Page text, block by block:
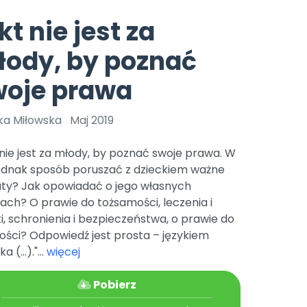
Archiwalne numery
Pomoc
Nowości
Zapowiedzi
Promocje
czerwca 2024 r. uzyskała
Online.
Bliżej Pieska
Pomoc zwierzętom
Książka (dla) Przedszkolaka
Promowanie czytelnictwa
TikTok
Zobacz nas na TikToku
YouTube
Filmy edukacyjne
nie jest za
by poznać
prawa
Miłowska Maj 2019
jest za młody, by poznać swoje prawa. W
sposób poruszać z dzieckiem ważne
Jak opowiadać o jego własnych
O prawie do tożsamości, leczenia i
schronienia i bezpieczeństwa, o prawie do
Odpowiedź jest prosta – językiem
(...)."... więcej
Pobierz